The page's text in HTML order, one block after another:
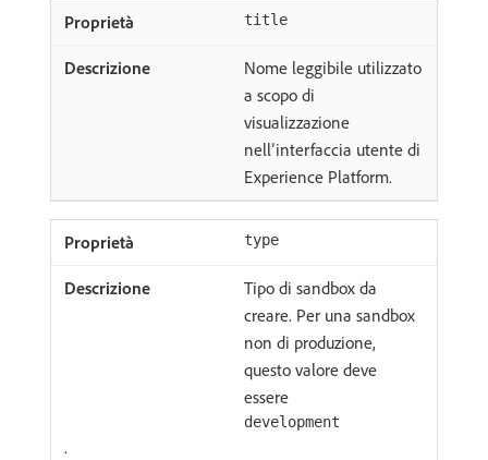
title
Nome leggibile utilizzato
a scopo di
visualizzazione
nell’interfaccia utente di
Experience Platform.
type
Tipo di sandbox da
creare. Per una sandbox
non di produzione,
questo valore deve
essere
development
.